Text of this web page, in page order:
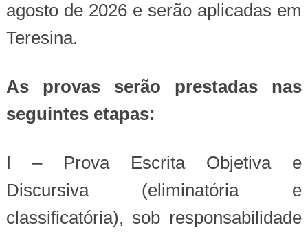
agosto de 2026 e serão aplicadas em
Teresina.
As provas serão prestadas nas
seguintes etapas:
I – Prova Escrita Objetiva e
Discursiva (eliminatória e
classificatória), sob responsabilidade